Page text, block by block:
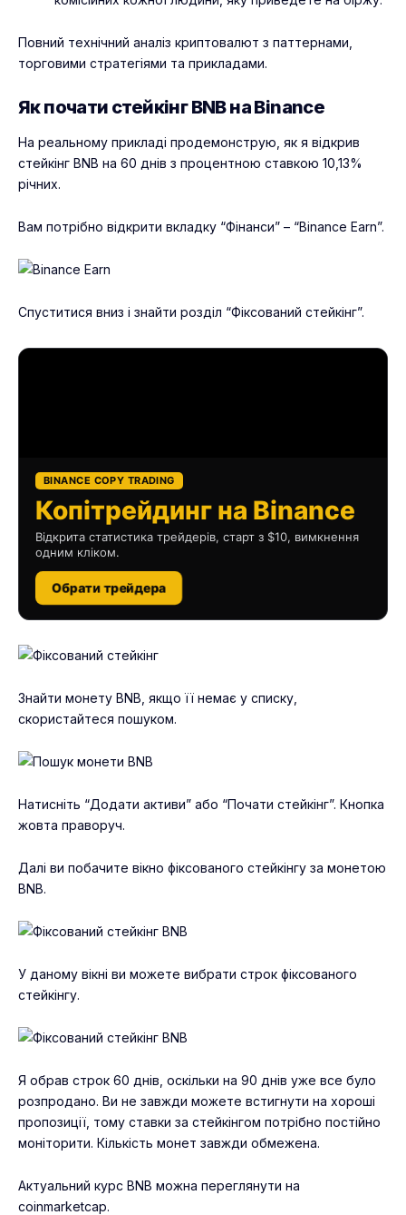
Повний технічний аналіз криптовалют з паттернами,
торговими стратегіями та прикладами.
Як почати стейкінг BNB на Binance
На реальному прикладі продемонструю, як я відкрив
стейкінг BNB на 60 днів з процентною ставкою 10,13%
річних.
Вам потрібно відкрити вкладку “Фінанси” – “Binance Earn”.
Спуститися вниз і знайти розділ “Фіксований стейкінг”.
BINANCE COPY TRADING
Копітрейдинг на Binance
Відкрита статистика трейдерів, старт з $10, вимкнення
одним кліком.
Обрати трейдера
Знайти монету BNB, якщо її немає у списку,
скористайтеся пошуком.
Натисніть “Додати активи” або “Почати стейкінг”. Кнопка
жовта праворуч.
Далі ви побачите вікно фіксованого стейкінгу за монетою
BNB.
У даному вікні ви можете вибрати строк фіксованого
стейкінгу.
Я обрав строк 60 днів, оскільки на 90 днів уже все було
розпродано. Ви не завжди можете встигнути на хороші
пропозиції, тому ставки за стейкінгом потрібно постійно
моніторити. Кількість монет завжди обмежена.
Актуальний курс BNB можна переглянути на
coinmarketcap.